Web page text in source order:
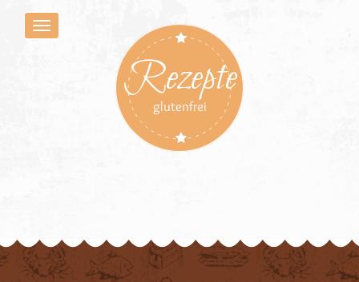
Rezepte
glutenfrei